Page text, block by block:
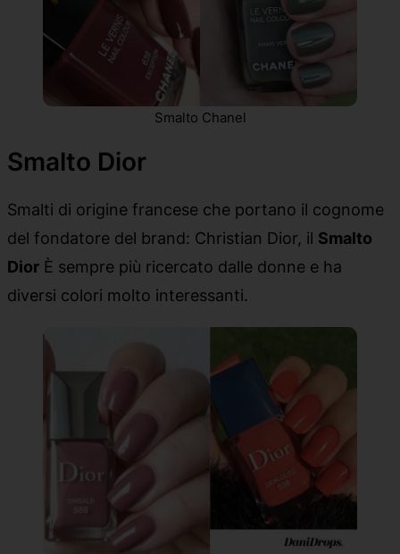
Smalto Chanel
Smalto Dior
Smalti di origine francese che portano il cognome
del fondatore del brand: Christian Dior, il Smalto
Dior È sempre più ricercato dalle donne e ha
diversi colori molto interessanti.